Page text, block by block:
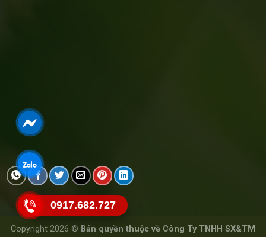
Copyright 2026 © Bản quyền thuộc về Công Ty TNHH SX&TM
0917.682.727